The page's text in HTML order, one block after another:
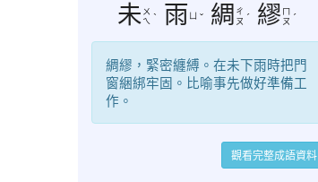
未 ㄨ
ㄟ ˋ 雨 ㄩ ˇ 綢 ㄔ
ㄡ ˊ 繆 ㄇ
ㄡ ˊ
綢繆，緊密纏縛。在未下雨時把門
窗綑綁牢固。比喻事先做好準備工
作。
觀看完整成語資料